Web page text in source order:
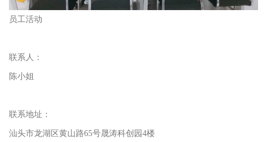
员工活动
联系人：
陈小姐
联系地址：
汕头市龙湖区黄山路65号晟涛科创园4楼